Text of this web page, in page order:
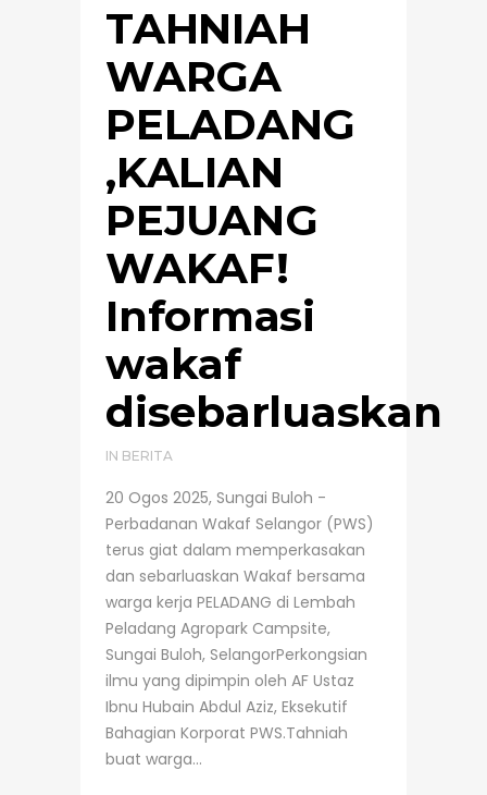
TAHNIAH
WARGA
PELADANG
,KALIAN
PEJUANG
WAKAF!
Informasi
wakaf
disebarluaskan
IN BERITA
20 Ogos 2025, Sungai Buloh -
Perbadanan Wakaf Selangor (PWS)
terus giat dalam memperkasakan
dan sebarluaskan Wakaf bersama
warga kerja PELADANG di Lembah
Peladang Agropark Campsite,
Sungai Buloh, SelangorPerkongsian
ilmu yang dipimpin oleh AF Ustaz
Ibnu Hubain Abdul Aziz, Eksekutif
Bahagian Korporat PWS.Tahniah
buat warga...